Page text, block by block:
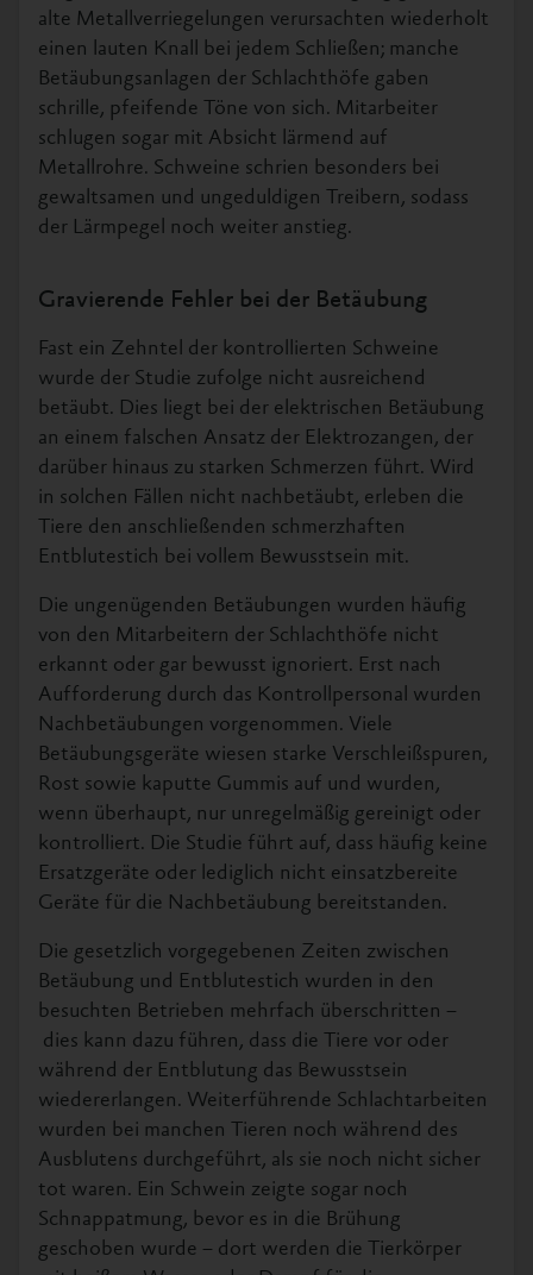
alte Metallverriegelungen verursachten wiederholt
einen lauten Knall bei jedem Schließen; manche
Betäubungsanlagen der Schlachthöfe gaben
schrille, pfeifende Töne von sich. Mitarbeiter
schlugen sogar mit Absicht lärmend auf
Metallrohre. Schweine schrien besonders bei
gewaltsamen und ungeduldigen Treibern, sodass
der Lärmpegel noch weiter anstieg.
Gravierende Fehler bei der Betäubung
Fast ein Zehntel der kontrollierten Schweine
wurde der Studie zufolge nicht ausreichend
betäubt. Dies liegt bei der elektrischen Betäubung
an einem falschen Ansatz der Elektrozangen, der
darüber hinaus zu starken Schmerzen führt. Wird
in solchen Fällen nicht nachbetäubt, erleben die
Tiere den anschließenden schmerzhaften
Entblutestich bei vollem Bewusstsein mit.
Die ungenügenden Betäubungen wurden häufig
von den Mitarbeitern der Schlachthöfe nicht
erkannt oder gar bewusst ignoriert. Erst nach
Aufforderung durch das Kontrollpersonal wurden
Nachbetäubungen vorgenommen. Viele
Betäubungsgeräte wiesen starke Verschleißspuren,
Rost sowie kaputte Gummis auf und wurden,
wenn überhaupt, nur unregelmäßig gereinigt oder
kontrolliert. Die Studie führt auf, dass häufig keine
Ersatzgeräte oder lediglich nicht einsatzbereite
Geräte für die Nachbetäubung bereitstanden.
Die gesetzlich vorgegebenen Zeiten zwischen
Betäubung und Entblutestich wurden in den
besuchten Betrieben mehrfach überschritten –
dies kann dazu führen, dass die Tiere vor oder
während der Entblutung das Bewusstsein
wiedererlangen. Weiterführende Schlachtarbeiten
wurden bei manchen Tieren noch während des
Ausblutens durchgeführt, als sie noch nicht sicher
tot waren. Ein Schwein zeigte sogar noch
Schnappatmung, bevor es in die Brühung
geschoben wurde – dort werden die Tierkörper